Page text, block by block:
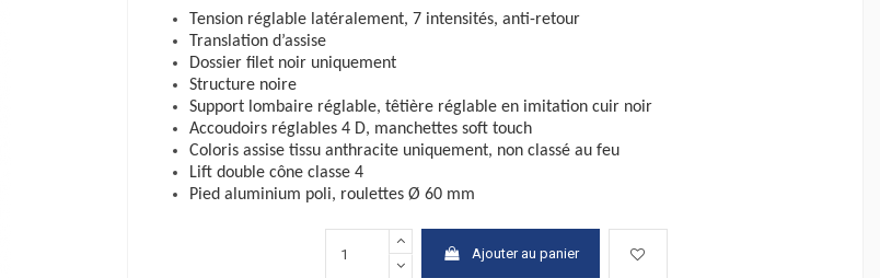
Tension réglable latéralement, 7 intensités, anti-retour
Translation d’assise
Dossier filet noir uniquement
Structure noire
Support lombaire réglable, têtière réglable en imitation cuir noir
Accoudoirs réglables 4 D, manchettes soft touch
Coloris assise tissu anthracite uniquement, non classé au feu
Lift double cône classe 4
Pied aluminium poli, roulettes Ø 60 mm
Ajouter au panier